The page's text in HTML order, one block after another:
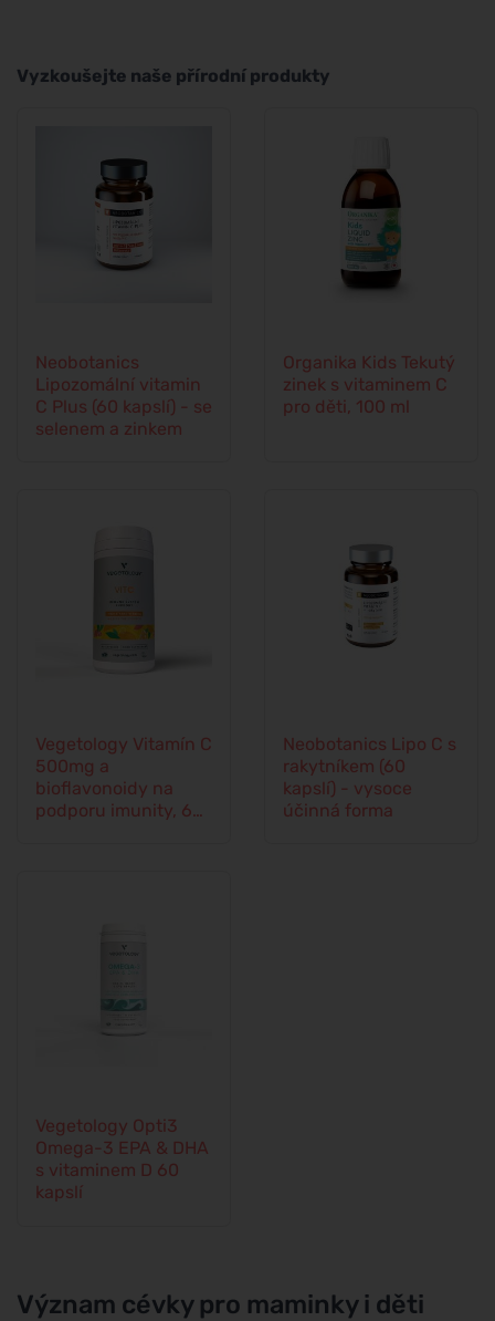
Vyzkoušejte naše přírodní produkty
Neobotanics
Lipozomální vitamin
C Plus (60 kapslí) - se
selenem a zinkem
Organika Kids Tekutý
zinek s vitaminem C
pro děti, 100 ml
Vegetology Vitamín C
500mg a
bioflavonoidy na
podporu imunity, 60
Neobotanics Lipo C s
rakytníkem (60
kapslí) - vysoce
účinná forma
Vegetology Opti3
Omega-3 EPA & DHA
s vitaminem D 60
kapslí
Význam cévky pro maminky i děti